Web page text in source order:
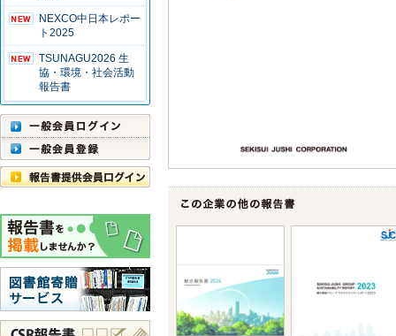
NEXCO中日本レポー
ト2025
TSUNAGU2026 生
協・環境・社会活動
報告書